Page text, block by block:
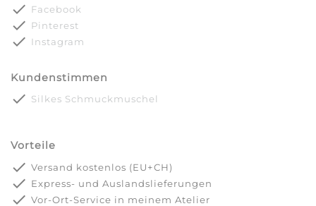
done Facebook
done Pinterest
done Instagram
Kundenstimmen
done Silkes Schmuckmuschel
Vorteile
done Versand kostenlos (EU+CH)
done Express- und Auslandslieferungen
done Vor-Ort-Service in meinem Atelier